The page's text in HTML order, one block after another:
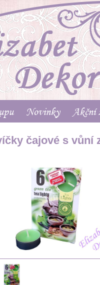
Novinky Akční
čajové s vůní